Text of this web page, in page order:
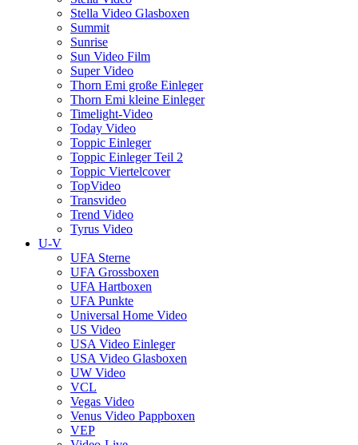
Stella Video Glasboxen
Summit
Sunrise
Sun Video Film
Super Video
Thorn Emi große Einleger
Thorn Emi kleine Einleger
Timelight-Video
Today Video
Toppic Einleger
Toppic Einleger Teil 2
Toppic Viertelcover
TopVideo
Transvideo
Trend Video
Tyrus Video
U-V
UFA Sterne
UFA Grossboxen
UFA Hartboxen
UFA Punkte
Universal Home Video
US Video
USA Video Einleger
USA Video Glasboxen
UW Video
VCL
Vegas Video
Venus Video Pappboxen
VEP